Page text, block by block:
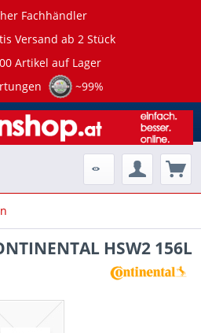
Fachhändler
Versand ab 2 Stück
Artikel auf Lager
~99%
HSW2 156L